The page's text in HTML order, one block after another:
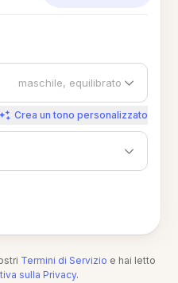
maschile, equilibrato
Crea un tono personalizzato
Termini di Servizio e hai letto
sulla Privacy.